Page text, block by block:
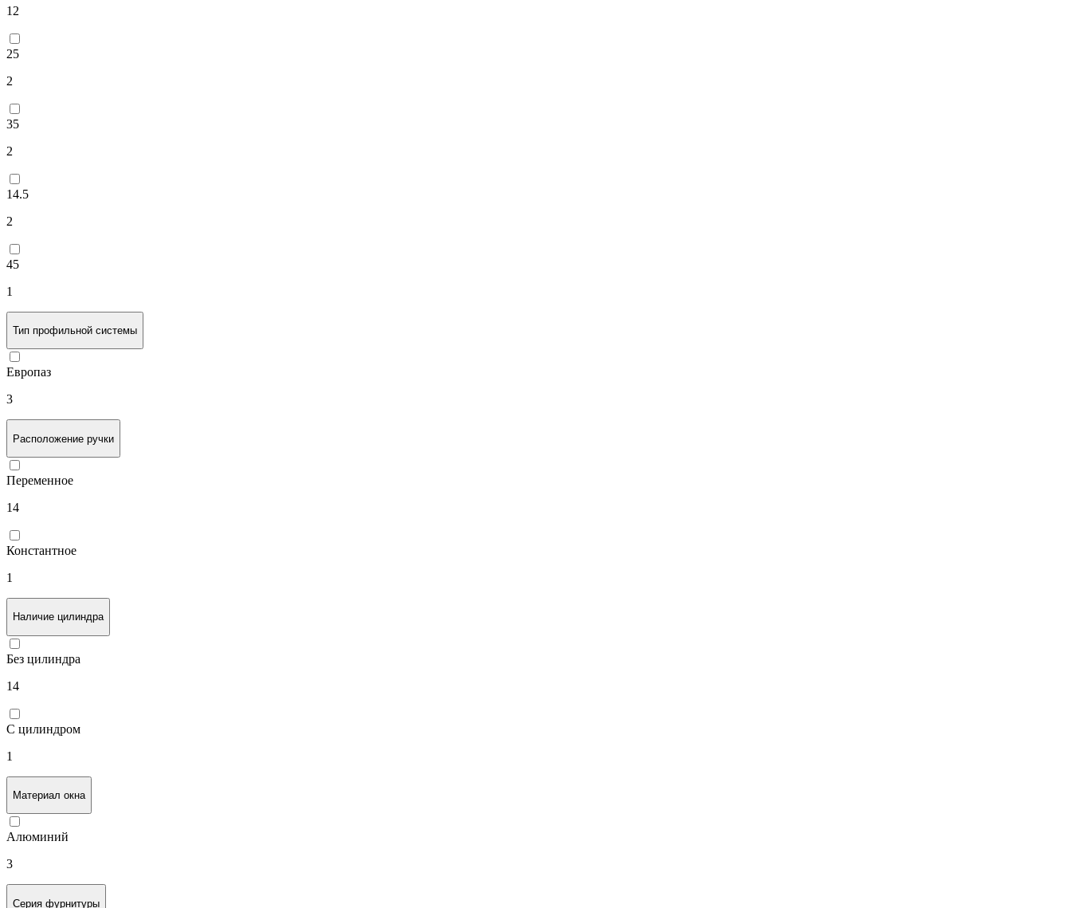
12
25
2
35
2
14.5
2
45
1
Тип профильной системы
Европаз
3
Расположение ручки
Переменное
14
Константное
1
Наличие цилиндра
Без цилиндра
14
С цилиндром
1
Материал окна
Алюминий
3
Серия фурнитуры